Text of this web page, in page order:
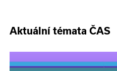
Aktuální témata ČAS